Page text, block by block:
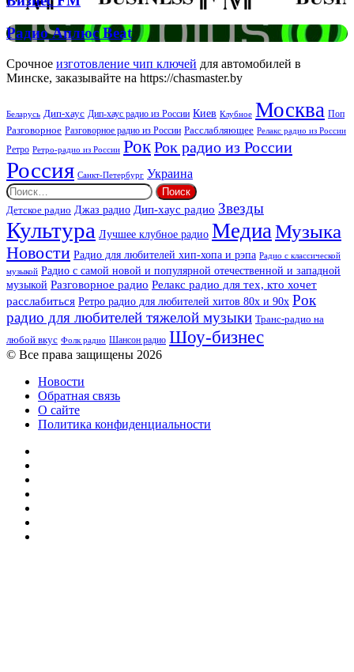
Радио
Аплюс
Beat
Радио Аплюс Beat
Срочное изготовление чип ключей для автомобилей в
Минске, заказывайте на https://chasmaster.by
Беларусь Дип-хаус Дип-хаус радио из России Киев Клубное Москва Поп
Разговорное Разговорное радио из России Расслабляющее Релакс радио из России
Ретро Ретро-радио из России РокРок радио из России
Россия Санкт-Петербург Украина
Найти:
Детское радио Джаз радио Дип-хаус радио Звезды
Культура Лучшее клубное радио Медиа Музыка
Новости Радио для любителей хип-хопа и рэпа Радио с классической
музыкой Радио с самой новой и популярной отечественной и западной
музыкой Разговорное радио Релакс радио для тех, кто хочет
расслабиться Ретро радио для любителей хитов 80х и 90х Рок
радио для любителей тяжелой музыки Транс-радио на
любой вкус Фолк радио Шансон радио Шоу-бизнес
© Все права защищены 2026
Новости
Обратная связь
О сайте
Политика конфиденциальности